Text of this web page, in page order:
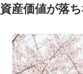
資産価値が落